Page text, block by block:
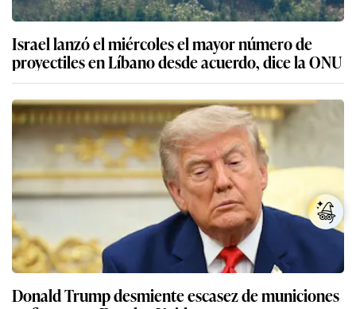
Israel lanzó el miércoles el mayor número de
proyectiles en Líbano desde acuerdo, dice la ONU
Donald Trump desmiente escasez de municiones